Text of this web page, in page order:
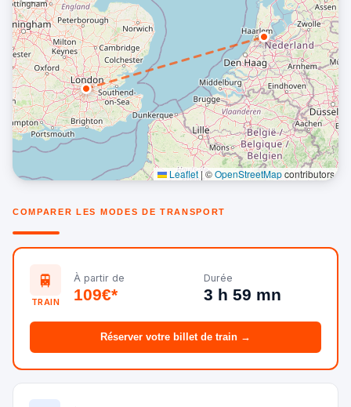
Leaflet|©OpenStreetMapcontributors
COMPARER LES MODES DE TRANSPORT
🚆
TRAIN
À partir de
109€*
Durée
3 h 59 mn
Réserver votre billet de train →